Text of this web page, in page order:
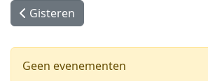
Gisteren
Geen evenementen